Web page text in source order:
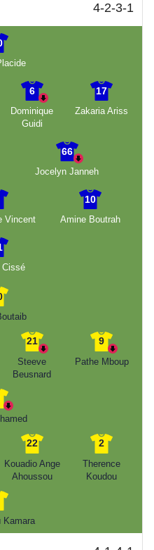
4-2-3-1
6
Dominique
Guidi
17
Zakaria Ariss
66
Jocelyn Janneh
Vincent
10
Amine Boutrah
Cissé
21
Steeve
Beusnard
9
Pathe Mboup
22
Kouadio Ange
Ahoussou
2
Therence
Koudou
Kamara